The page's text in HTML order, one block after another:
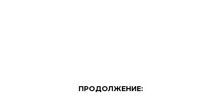
ПРОДОЛЖЕНИЕ: